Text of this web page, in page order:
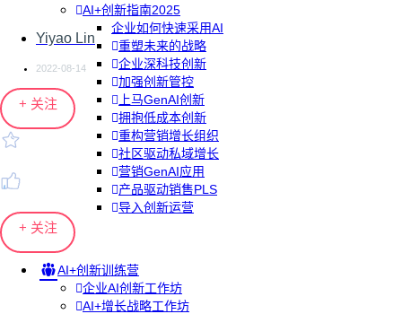
AI+创新指南2025
企业如何快速采用AI
重塑未来的战略
企业深科技创新
加强创新管控
上马GenAI创新
拥抱低成本创新
重构营销增长组织
社区驱动私域增长
营销GenAI应用
产品驱动销售PLS
导入创新运营
AI+创新训练营
企业AI创新工作坊
AI+增长战略工作坊
Yiyao Lin
2022-08-14
+ 关注
+ 关注